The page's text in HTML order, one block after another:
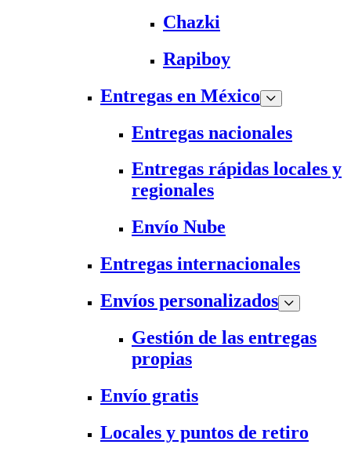
Chazki
Rapiboy
Entregas en México
Entregas nacionales
Entregas rápidas locales y
regionales
Envío Nube
Entregas internacionales
Envíos personalizados
Gestión de las entregas
propias
Envío gratis
Locales y puntos de retiro